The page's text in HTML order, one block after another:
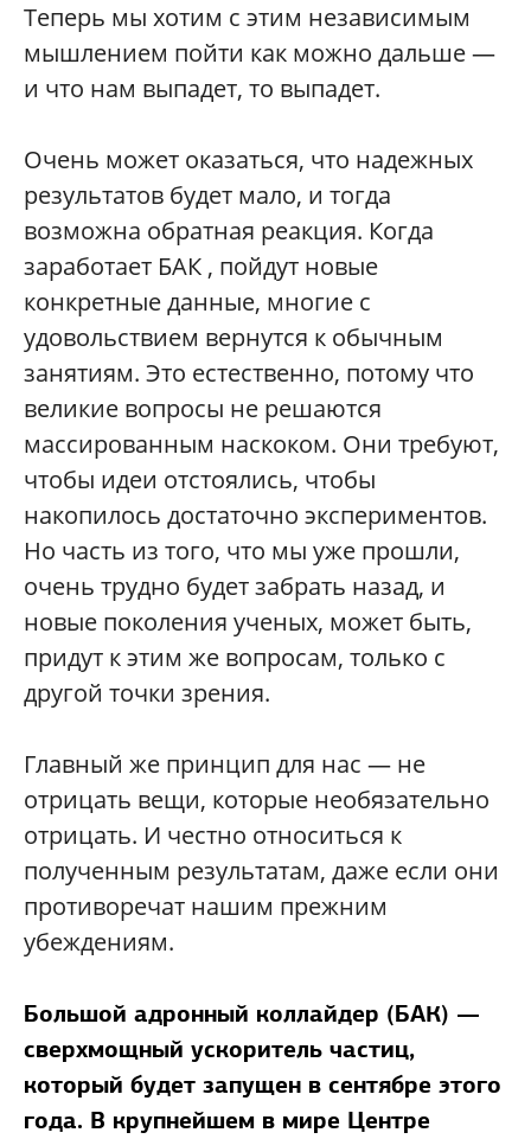
Теперь мы хотим с этим независимым
мышлением пойти как можно дальше —
и что нам выпадет, то выпадет.
Очень может оказаться, что надежных
результатов будет мало, и тогда
возможна обратная реакция. Когда
заработает БАК , пойдут новые
конкретные данные, многие с
удовольствием вернутся к обычным
занятиям. Это естественно, потому что
великие вопросы не решаются
массированным наскоком. Они требуют,
чтобы идеи отстоялись, чтобы
накопилось достаточно экспериментов.
Но часть из того, что мы уже прошли,
очень трудно будет забрать назад, и
новые поколения ученых, может быть,
придут к этим же вопросам, только с
другой точки зрения.
Главный же принцип для нас — не
отрицать вещи, которые необязательно
отрицать. И честно относиться к
полученным результатам, даже если они
противоречат нашим прежним
убеждениям.
Большой адронный коллайдер (БАК) —
сверхмощный ускоритель частиц,
который будет запущен в сентябре этого
года. В крупнейшем в мире Центре